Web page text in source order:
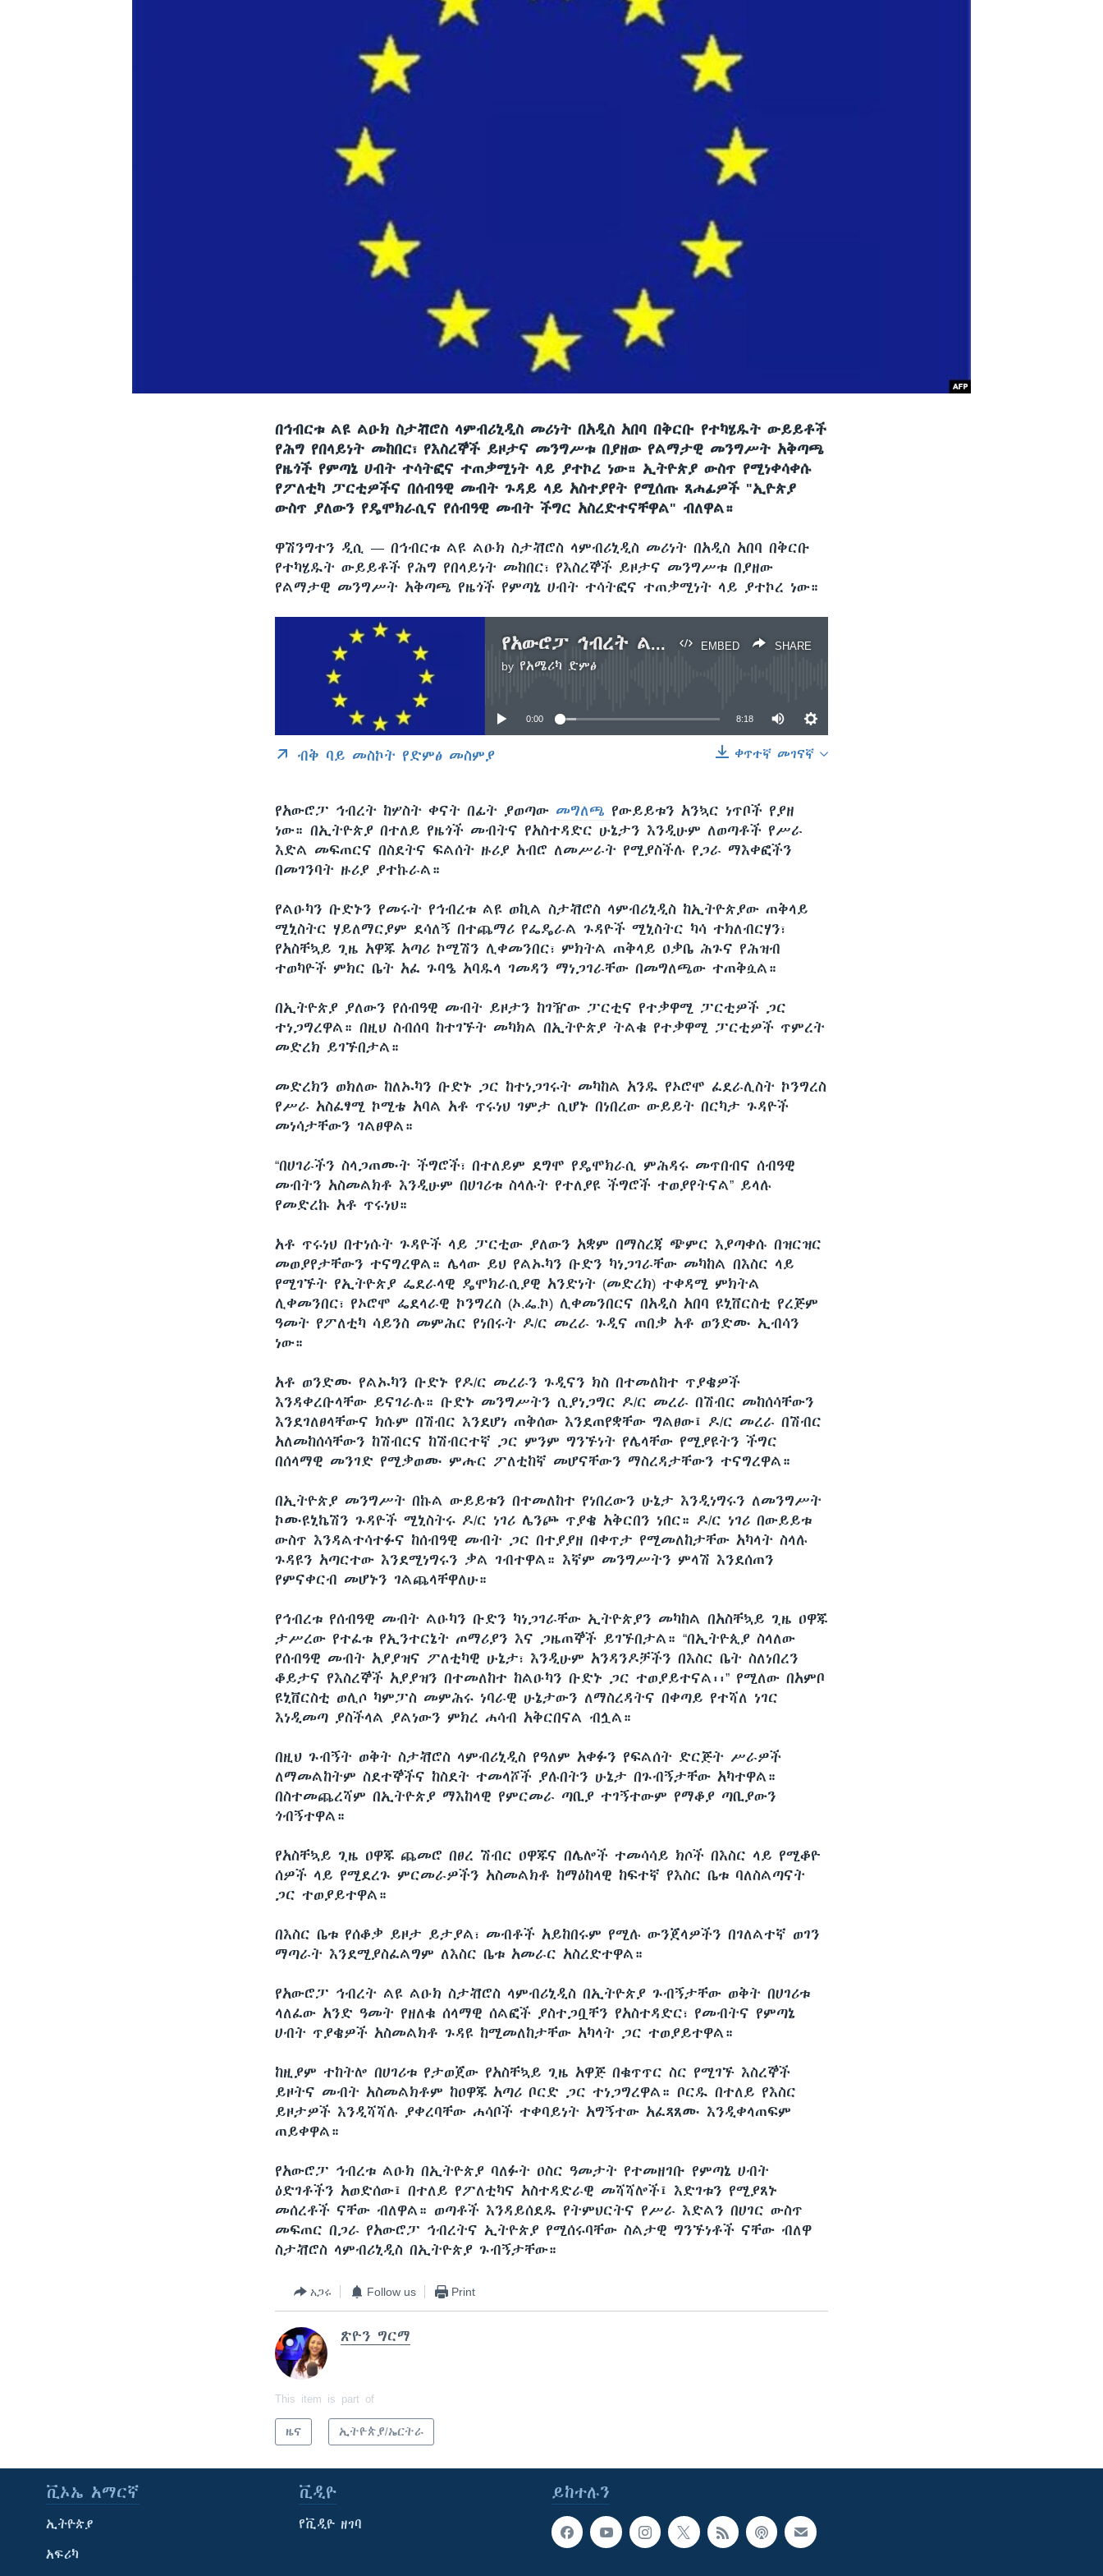
በኅብርቱ ልዩ ልዑክ ስታቭሮስ ላምብሪኒዲስ መሪነት በአዲስ አበባ በቅርቡ የተካሄዱት ውይይቶች
የሕግ የበላይነት መከበር፣ የእስረኞች ይዞታና መንግሥቱ በያዘው የልማታዊ መንግሥት አቅጣጫ
የዜጎች የምጣኔ ሀብት ተሳትፎና ተጠቃሚነት ላይ ያተኮረ ነው። ኢትዮጵያ ውስጥ የሚነቀሳቀሱ
የፖለቲካ ፓርቲዎችና በሰብዓዊ መብት ጉዳይ ላይ አስተያየት የሚሰጡ ጸሐፊዎች "ኢዮጵያ
ውስጥ ያለውን የዴሞክራሲና የሰብዓዊ መብት ችግር አስረድተናቸዋል" ብለዋል።
ዋሽንግተን ዲሲ —በኅብርቱ ልዩ ልዑክ ስታቭሮስ ላምብሪኒዲስ መሪነት በአዲስ አበባ በቅርቡ
የተካሄዱት ውይይቶች የሕግ የበላይነት መከበር፣ የእስረኞች ይዞታና መንግሥቱ በያዘው
የልማታዊ መንግሥት አቅጣጫ የዜጎች የምጣኔ ሀብት ተሳትፎና ተጠቃሚነት ላይ ያተኮረ ነው።
EMBED SHARE
የአውሮፓ ኅብረት ልዩ ልዑክ የኢትዮጵያ ቆይታ
by የአሜሪካ ድምፅ
No media source currently available
0:00 8:18
ቀጥተኛ መገናኛ
ብቅ ባይ መስኮት የድምፅ መስምያ
የአውሮፓ ኅብረት ከሦስት ቀናት በፊት ያወጣው መግለጫ የውይይቱን አንኳር ነጥቦች የያዘ
ነው። በኢትዮጵያ በተለይ የዜጎች መብትና የአስተዳድር ሁኔታን እንዲሁም ለወጣቶች የሥራ
እድል መፍጠርና በስደትና ፍልሰት ዙሪያ አብሮ ለመሥራት የሚያስችሉ የጋራ ማእቀፎችን
በመገንባት ዙሪያ ያተኩራል።
የልዑካን ቡድኑን የመሩት የኅብረቱ ልዩ ወኪል ስታቭሮስ ላምብሪኒዲስ ከኢትዮጵያው ጠቅላይ
ሚኒስትር ሃይለማርያም ደሳለኝ በተጨማሪ የፌዴራል ጉዳዮች ሚኒስትር ካሳ ተክለብርሃን፣
የአስቸኳይ ጊዜ አዋጁ አጣሪ ኮሚሽን ሊቀመንበር፣ ምክትል ጠቅላይ ዐቃቤ ሕጉና የሕዝብ
ተወካዮች ምክር ቤት አፈ ጉባዔ አባዱላ ገመዳን ማነጋገራቸው በመግለጫው ተጠቅሷል።
በኢትዮጵያ ያለውን የሰብዓዊ መብት ይዞታን ከገዥው ፓርቲና የተቃዋሚ ፓርቲዎች ጋር
ተነጋግረዋል። በዚህ ስብሰባ ከተገኙት መካክል በኢትዮጵያ ትልቁ የተቃዋሚ ፓርቲዎች ጥምረት
መድረክ ይገኙበታል።
መድረክን ወክለው ከለኡካን ቡድኑ ጋር ከተነጋገሩት መካከል አንዱ የኦሮሞ ፈደራሊስት ኮንግረስ
የሥራ አስፈፃሚ ኮሚቴ አባል አቶ ጥሩነህ ገምታ ሲሆኑ በነበረው ውይይት በርካታ ጉዳዮች
መነሳታቸውን ገልፀዋል።
“በሀገራችን ስላጋጠሙት ችግሮች፣ በተለይም ደግሞ የዴሞክራሲ ምሕዳሩ መጥበብና ሰብዓዊ
መብትን አስመልክቶ እንዲሁም በሀገሪቱ ስላሉት የተለያዩ ችግሮች ተወያየትናል” ይላሉ
የመድረኩ አቶ ጥሩነህ።
አቶ ጥሩነህ በተነሱት ጉዳዮች ላይ ፓርቲው ያለውን አቋም በማስረጃ ጭምር እያጣቀሱ በዝርዝር
መወያየታቸውን ተናግረዋል። ሌላው ይህ የልኡካን ቡድን ካነጋገራቸው መካከል በእስር ላይ
የሚገኙት የኢትዮጵያ ፌደራላዊ ዴሞክራሲያዊ አንድነት (መድረክ) ተቀዳሚ ምክትል
ሊቀመንበር፣ የኦሮሞ ፌደላራዊ ኮንግረስ (ኦ.ፌ.ኮ) ሊቀመንበርና በአዲስ አበባ ዩኒቨርስቲ የረጅም
ዓመት የፖለቲካ ሳይንስ መምሕር የነበሩት ዶ/ር መረራ ጉዲና ጠበቃ አቶ ወንድሙ ኢብሳን
ነው።
አቶ ወንድሙ የልኡካን ቡድኑ የዶ/ር መረራን ጉዲናን ክስ በተመለከተ ጥያቄዎች
እንዳቀረቡላቸው ይናገራሉ። ቡድኑ መንግሥትን ሲያነጋግር ዶ/ር መረራ በሽብር መከሰሳቸውን
እንደገለፀላቸውና ክሱም በሽብር እንደሆነ ጠቅሰው እንደጠየቋቸው ግልፀው፤ ዶ/ር መረራ በሽብር
አለመከሰሳቸውን ከሽብርና ከሽብርተኛ ጋር ምንም ግንኙነት የሌላቸው የሚያዩትን ችግር
በሰላማዊ መንገድ የሚቃወሙ ምሑር ፖለቲከኛ መሆናቸውን ማስረዳታቸውን ተናግረዋል።
በኢትዮጵያ መንግሥት በኩል ውይይቱን በተመለከተ የነበረውን ሁኔታ እንዲነግሩን ለመንግሥት
ኮሙዩኒኬሽን ጉዳዮች ሚኒስትሩ ዶ/ር ነገሪ ሌንጮ ጥያቄ አቅርበን ነበር። ዶ/ር ነገሪ በውይይቱ
ውስጥ እንዳልተሳተፉና ከሰብዓዊ መብት ጋር በተያያዘ በቀጥታ የሚመለከታቸው አካላት ስላሉ
ጉዳዩን አጣርተው እንደሚነግሩን ቃል ገብተዋል። እኛም መንግሥትን ምላሽ እንደሰጠን
የምናቀርብ መሆኑን ገልጨላቸዋለሁ።
የኅብረቱ የሰብዓዊ መብት ልዑካን ቡድን ካነጋገራቸው ኢትዮጵያን መካከል በአስቸኳይ ጊዜ ዐዋጁ
ታሥረው የተፈቱ የኢንተርኔት ጦማሪያን እና ጋዜጠኞች ይገኙበታል። “በኢትዮጲያ ስላለው
የሰብዓዊ መብት አያያዝና ፖለቲካዊ ሁኔታ፣ እንዲሁም አንዳንዶቻችን በእስር ቤት ስለነበረን
ቆይታና የእስረኞች አያያዝን በተመለከተ ከልዑካን ቡድኑ ጋር ተወያይተናል፡፡” የሚለው በአምቦ
ዩኒቨርስቲ ወሊሶ ካምፓስ መምሕሩ ነባራዊ ሁኔታውን ለማስረዳትና በቀጣይ የተሻለ ነገር
እነዲመጣ ያስችላል ያልነውን ምክረ ሐሳብ አቅርበናል ብሏል።
በዚህ ጉብኝት ወቅት ስታቭሮስ ላምብሪኒዲስ የዓለም አቀፉን የፍልሰት ድርጅት ሥራዎች
ለማመልከትም ስደተኞችና ከስደት ተመላሾች ያሉበትን ሁኔታ በጉብኝታቸው አካተዋል።
በስተመጨረሻም በኢትዮጵያ ማእከላዊ የምርመራ ጣቢያ ተገኝተውም የማቆያ ጣቢያውን
ጎብኝተዋል።
የአስቸኳይ ጊዜ ዐዋጁ ጨመሮ በፀረ ሽብር ዐዋጁና በሌሎች ተመሳሳይ ክሶች በእስር ላይ የሚቆዮ
ሰዎች ላይ የሚደረጉ ምርመራዎችን አስመልክቶ ከማዕከላዊ ከፍተኛ የእስር ቤቱ ባለስልጣናት
ጋር ተወያይተዋል።
በእስር ቤቱ የሰቆቃ ይዞታ ይታያል፣ መብቶች አይከበሩም የሚሉ ውንጀላዎችን በገለልተኛ ወገን
ማጣራት እንደሚያስፈልግም ለእስር ቤቱ አመራር አስረድተዋል።
የአውሮፓ ኅብረት ልዩ ልዑክ ስታቭሮስ ላምብሪኒዲስ በኢትዮጵያ ጉብኝታቸው ወቅት በሀገሪቱ
ላለፈው አንድ ዓመት የዘለቁ ሰላማዊ ሰልፎች ያስተጋቧቸን የአስተዳድር፣ የመብትና የምጣኔ
ሀብት ጥያቄዎች አስመልክቶ ጉዳዩ ከሚመለከታቸው አካላት ጋር ተወያይተዋል።
ከዚያም ተከትሎ በሀገሪቱ የታወጀው የአስቸኳይ ጊዜ አዋጅ በቁጥጥር ስር የሚገኙ እስረኞች
ይዞትና መብት አስመልክቶም ከዐዋጁ አጣሪ ቦርድ ጋር ተነጋግረዋል። ቦርዱ በተለይ የእስር
ይዞታዎች እንዲሻሻሉ ያቀረባቸው ሐሳቦች ተቀባይነት አግኝተው አፈጻጸሙ እንዲቀላጠፍም
ጠይቀዋል።
የአውሮፓ ኅብረቱ ልዑክ በኢትዮጵያ ባለፉት ዐስር ዓመታት የተመዘገቡ የምጣኔ ሀብት
ዕድገቶችን አወድሰው፤ በተለይ የፖለቲካና አስተዳድራዊ መሻሻሎች፤ እድገቱን የሚያጸኑ
መሰረቶች ናቸው ብለዋል። ወጣቶች እንዳይሰደዱ የትምህርትና የሥራ እድልን በሀገር ውስጥ
መፍጠር በጋራ የአውሮፓ ኅብረትና ኢትዮጵያ የሚሰሩባቸው ስልታዊ ግንኙነቶች ናቸው ብለዋ
ስታቭሮስ ላምብሪኒዲስ በኢትዮጵያ ጉብኝታቸው።
አጋሩ Follow us Print
ጽዮን ግርማ
This item is part of
ዜና ኢትዮጵያ/ኤርትራ
ይከተሉን
ቪኦኤ አማርኛ
ኢትዮጵያ
አፍሪካ
ቪዲዮ
የቪዲዮ ዘገባ